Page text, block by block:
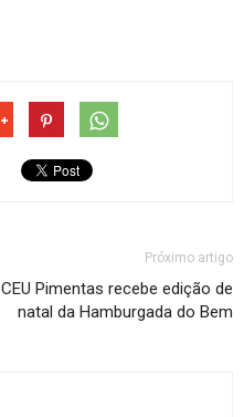
Próximo artigo
CEU Pimentas recebe edição de
natal da Hamburgada do Bem